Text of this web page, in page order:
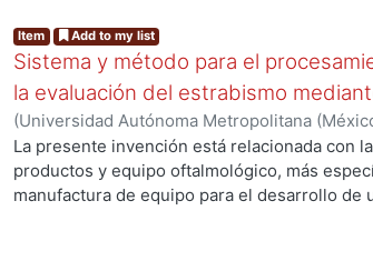
Item Add to my list
Sistema y método para el
la evaluación del estrabismo
(Universidad Autónoma Metropolitana
Víctor Rogelio;RODRIGUEZ RODRIGUEZ,
Rodrigo;BARRALES-GUADARRAMA,
La presente invención está relacionada con
productos y equipo oftalmológico, más
manufactura de equipo para el desarrollo de